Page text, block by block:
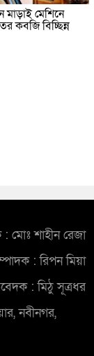
মাড়াই মেশিনে
কবজি বিচ্ছিন্ন
মোঃ শাহীন রেজা
: রিপন মিয়া
: মিঠু সূত্রধর
নবীনগর,